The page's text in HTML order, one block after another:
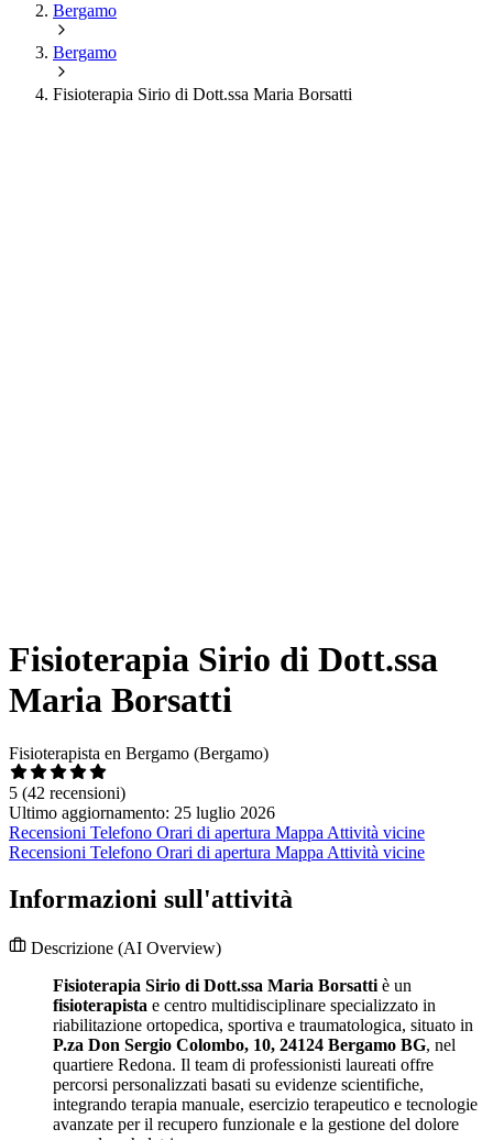
Bergamo
Bergamo
Fisioterapia Sirio di Dott.ssa Maria Borsatti
Fisioterapia Sirio di Dott.ssa
Maria Borsatti
Fisioterapista en Bergamo (Bergamo)
5 (42 recensioni)
Ultimo aggiornamento: 25 luglio 2026
Recensioni Telefono Orari di apertura Mappa Attività vicine
Recensioni Telefono Orari di apertura Mappa Attività vicine
Informazioni sull'attività
Descrizione (AI Overview)
Fisioterapia Sirio di Dott.ssa Maria Borsatti è un
fisioterapista e centro multidisciplinare specializzato in
riabilitazione ortopedica, sportiva e traumatologica, situato in
P.za Don Sergio Colombo, 10, 24124 Bergamo BG, nel
quartiere Redona. Il team di professionisti laureati offre
percorsi personalizzati basati su evidenze scientifiche,
integrando terapia manuale, esercizio terapeutico e tecnologie
avanzate per il recupero funzionale e la gestione del dolore